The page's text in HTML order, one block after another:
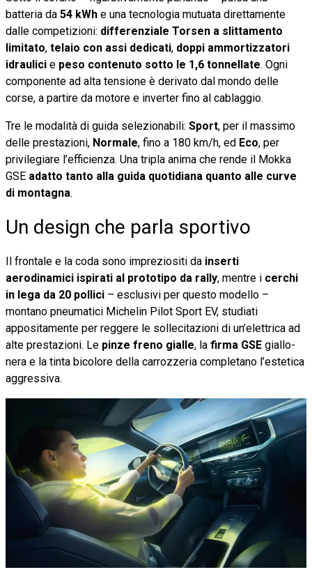
batteria da 54 kWh e una tecnologia mutuata direttamente
dalle competizioni: differenziale Torsen a slittamento
limitato, telaio con assi dedicati, doppi ammortizzatori
idraulici e peso contenuto sotto le 1,6 tonnellate. Ogni
componente ad alta tensione è derivato dal mondo delle
corse, a partire da motore e inverter fino al cablaggio.
Tre le modalità di guida selezionabili: Sport, per il massimo
delle prestazioni, Normale, fino a 180 km/h, ed Eco, per
privilegiare l’efficienza. Una tripla anima che rende il Mokka
GSE adatto tanto alla guida quotidiana quanto alle curve
di montagna.
Un design che parla sportivo
Il frontale e la coda sono impreziositi da inserti
aerodinamici ispirati al prototipo da rally, mentre i cerchi
in lega da 20 pollici – esclusivi per questo modello –
montano pneumatici Michelin Pilot Sport EV, studiati
appositamente per reggere le sollecitazioni di un’elettrica ad
alte prestazioni. Le pinze freno gialle, la firma GSE giallo-
nera e la tinta bicolore della carrozzeria completano l’estetica
aggressiva.